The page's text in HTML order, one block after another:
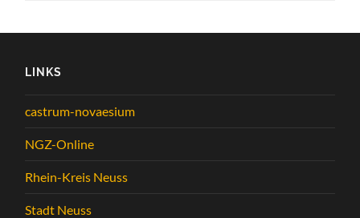
LINKS
castrum-novaesium
NGZ-Online
Rhein-Kreis Neuss
Stadt Neuss